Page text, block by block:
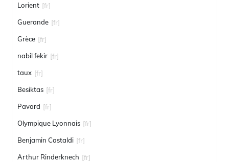
Lorient [fr]
Guerande [fr]
Grèce [fr]
nabil fekir [fr]
taux [fr]
Besiktas [fr]
Pavard [fr]
Olympique Lyonnais [fr]
Benjamin Castaldi [fr]
Arthur Rinderknech [fr]